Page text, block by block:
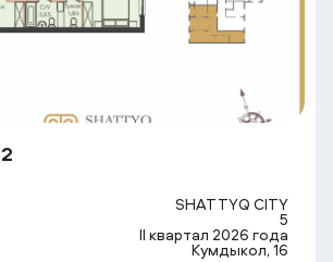
2
SHATTYQ CITY
5
II квартал 2026 года
Кумдыкол, 16